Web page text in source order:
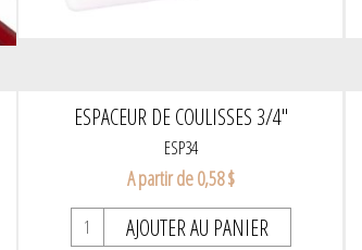
ESPACEUR DE COULISSES 3/4"
ESP34
A partir de 0,58 $
AJOUTER AU PANIER